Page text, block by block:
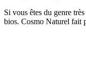
Si vous êtes du genre
bios. Cosmo Naturel fait